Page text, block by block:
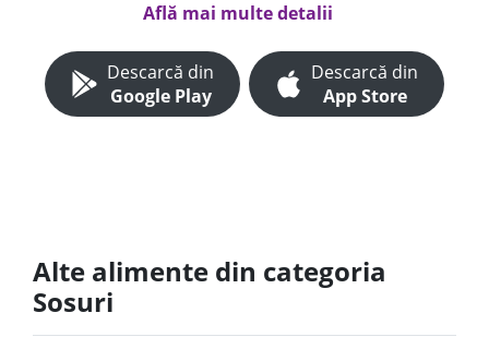
Află mai multe detalii
Descarcă din
Google Play
Descarcă din
App Store
Alte alimente din categoria
Sosuri